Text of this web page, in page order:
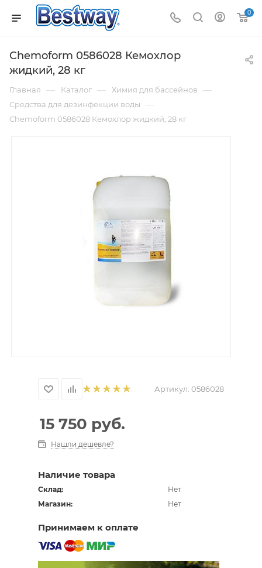
0
Chemoform 0586028 Кемохлор
жидкий, 28 кг
Главная — Каталог — Химия для бассейнов —
Средства для дезинфекции воды —
Chemoform 0586028 Кемохлор жидкий, 28 кг
Артикул: 0586028
15 750 руб.
Нашли дешевле?
Наличие товара
Склад:
Нет
Магазин:
Нет
Принимаем к оплате